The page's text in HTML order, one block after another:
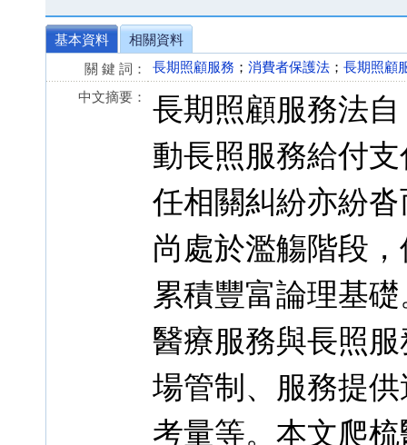
基本資料
相關資料
關 鍵 詞：
長期照顧服務 ； 消費者保護法 ； 長期照顧
中文摘要：
長期照顧服務法
動長照服務給付
任相關糾紛亦紛
尚處於濫觴階段
累積豐富論理基礎
醫療服務與長照
場管制、服務提
考量等。本文爬